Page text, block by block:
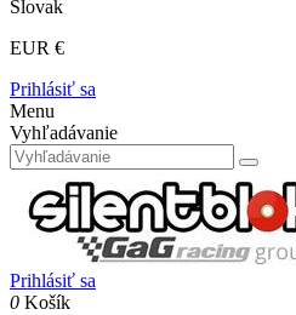
Slovak
EUR €
Prihlásiť sa
Menu
Vyhľadávanie
Prihlásiť sa
0 Košík